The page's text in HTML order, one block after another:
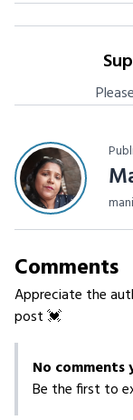
Please
Comments
Appreciate the
post 💓
No comments
Be the first to